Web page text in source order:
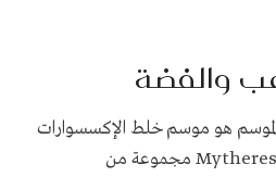
والفضة
الموسم هو موسم خلط الإكسسوارات
الذهبية مع الفضية. تقدم Mytheresa مجموعة من